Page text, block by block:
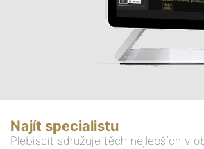
Najít specialistu
Plebiscit sdružuje těch nejlepších v